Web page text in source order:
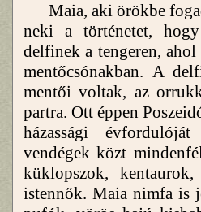
Maia, aki örökbe
neki a történetet,
delfinek a tengeren,
mentőcsónakban. A
mentői voltak, az
partra. Ott éppen
házassági
vendégek közt
küklopszok,
istennők. Maia nimfa is